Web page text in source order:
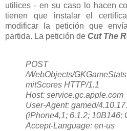
utilices - en su caso lo hacen
tienen que instalar el
modificar la petición que
partida. La petición de Cut The
POST
/WebObjects/
mitScores HTTP/1.1
Host: service.gc.apple.com
User-Agent: gamed/
(iPhone4,1; 6.1.2; 10B146;
Accept-Language: en-us